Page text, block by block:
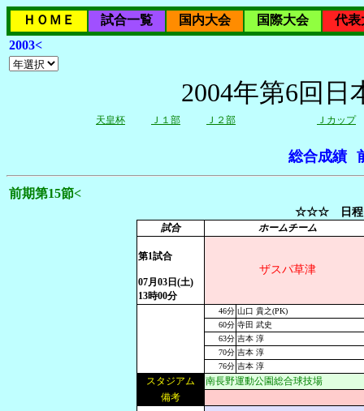
ＨＯＭＥ 試合一覧 国内大会 国際大会
代表
2003<
2004年第6回
天皇杯 Ｊ１部 Ｊ２部 Ｊカップ
総合成績
前期第15節<
☆☆☆ 日程
試合 ホームチーム
第1試合
07月03日(土)
13時00分
ザスパ草津
46分 山口 貴之(PK)
60分 寺田 武史
63分 吉本 淳
70分 吉本 淳
76分 吉本 淳
スタジアム
南長野運動公園総合球技場
備考